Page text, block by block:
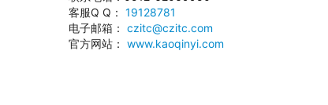
客服Q Q： 19128781
电子邮箱： czitc@czitc.com
官方网站： www.kaoqinyi.com